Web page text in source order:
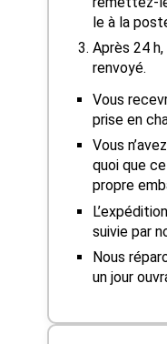
le à la
Après 24
renvoyé.
Vous
prise en
Vous
quoi que
propre
suivie par
Nous
un jour